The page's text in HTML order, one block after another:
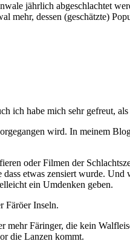
jährlich abgeschlachtet
mehr, dessen (geschätzte)
ich habe mich sehr gefreut,
wird. In meinem
oder Filmen der
etwas zensiert wurde. Und
ein Umdenken geben.
Färöer Inseln.
Färinger, die kein
die Lanzen kommt.